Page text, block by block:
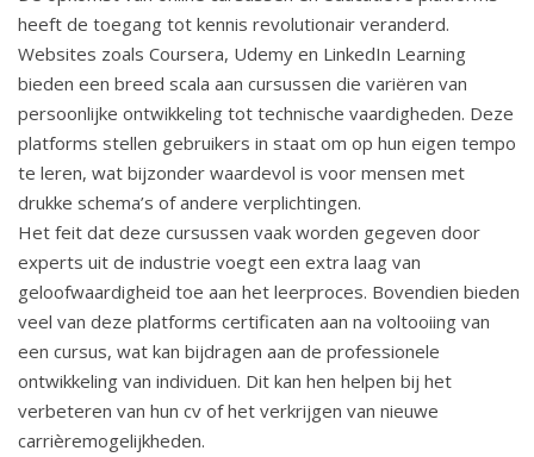
heeft de toegang tot kennis revolutionair veranderd.
Websites zoals Coursera, Udemy en LinkedIn Learning
bieden een breed scala aan cursussen die variëren van
persoonlijke ontwikkeling tot technische vaardigheden. Deze
platforms stellen gebruikers in staat om op hun eigen tempo
te leren, wat bijzonder waardevol is voor mensen met
drukke schema’s of andere verplichtingen.
Het feit dat deze cursussen vaak worden gegeven door
experts uit de industrie voegt een extra laag van
geloofwaardigheid toe aan het leerproces. Bovendien bieden
veel van deze platforms certificaten aan na voltooiing van
een cursus, wat kan bijdragen aan de professionele
ontwikkeling van individuen. Dit kan hen helpen bij het
verbeteren van hun cv of het verkrijgen van nieuwe
carrièremogelijkheden.